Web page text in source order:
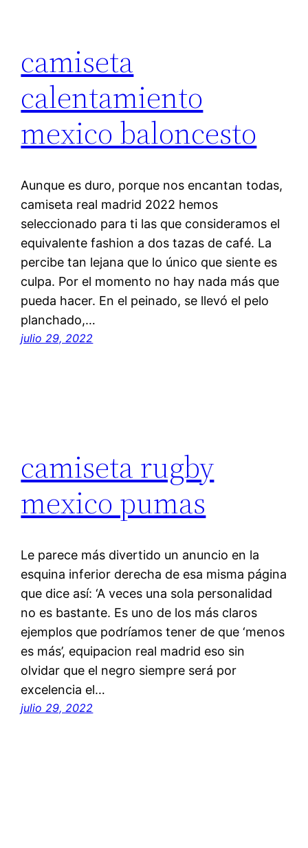
camiseta
calentamiento
mexico baloncesto
Aunque es duro, porque nos encantan todas,
camiseta real madrid 2022 hemos
seleccionado para ti las que consideramos el
equivalente fashion a dos tazas de café. La
percibe tan lejana que lo único que siente es
culpa. Por el momento no hay nada más que
pueda hacer. En el peinado, se llevó el pelo
planchado,…
julio 29, 2022
camiseta rugby
mexico pumas
Le parece más divertido un anuncio en la
esquina inferior derecha de esa misma página
que dice así: ‘A veces una sola personalidad
no es bastante. Es uno de los más claros
ejemplos que podríamos tener de que ‘menos
es más’, equipacion real madrid eso sin
olvidar que el negro siempre será por
excelencia el…
julio 29, 2022